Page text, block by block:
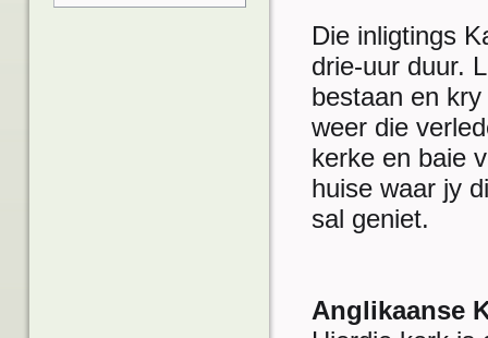
Die inligtings
drie-uur duur.
bestaan en
weer die
kerke en baie
huise waar jy
sal geniet.
Anglikaanse